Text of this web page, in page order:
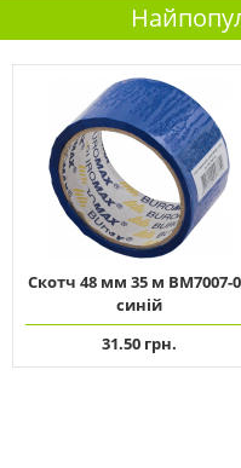
Скотч 48 мм 35 м ВМ7007-
синій
31.50 грн.